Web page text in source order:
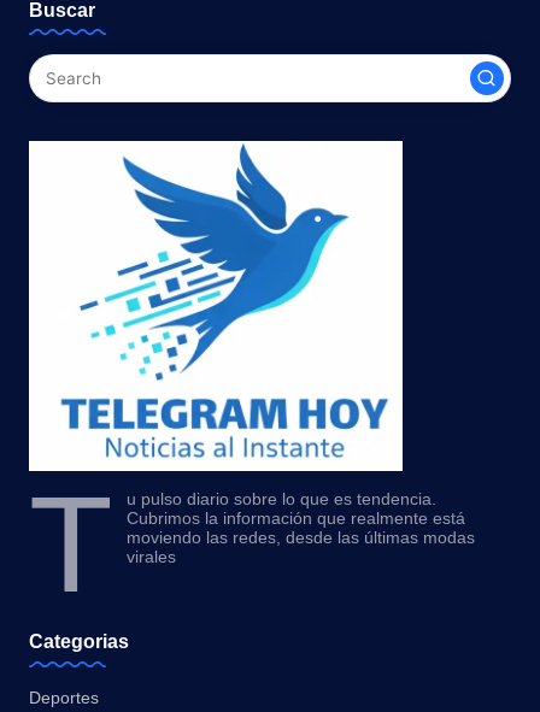
t
e
Buscar
T
u pulso diario sobre lo que es tendencia.
Cubrimos la información que realmente está
moviendo las redes, desde las últimas modas
virales
Categorias
Deportes